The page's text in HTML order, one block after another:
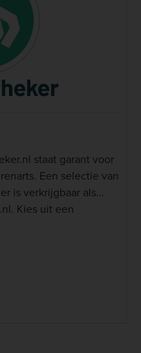
staat garant voor
van
is verkrijgbaar als
Kies uit een